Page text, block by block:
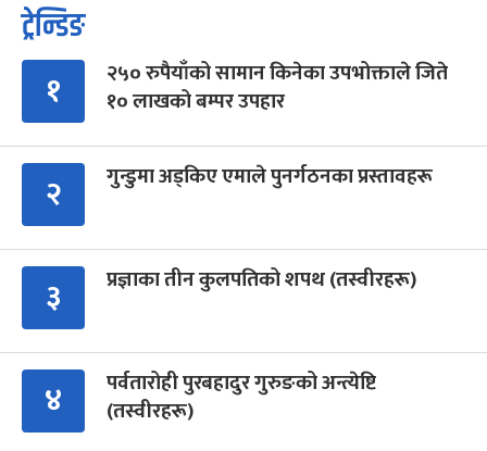
ट्रेन्डिङ
१
२५० रुपैयाँको सामान किनेका उपभोक्ताले जिते
१० लाखको बम्पर उपहार
२ गुन्डुमा अड्किए एमाले पुनर्गठनका प्रस्तावहरू
३ प्रज्ञाका तीन कुलपतिको शपथ (तस्वीरहरू)
४
पर्वतारोही पुरबहादुर गुरुङको अन्त्येष्टि
(तस्वीरहरू)